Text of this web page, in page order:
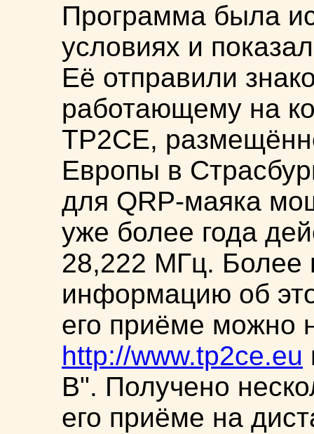
Программа была
условиях и
Её отправили
работающему на
ТР2СЕ,
Европы в
для QRP-маяка
уже более года
28,222 МГц. Более
информацию об
его приёме можно
http://www.tp2ce.eu
В". Получено
его приёме на